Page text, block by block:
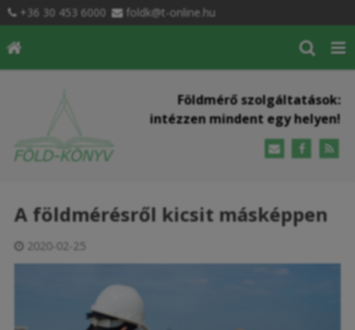
+36 30 453 6000 foldk@t-online.hu
Földmérő szolgáltatások:
intézzen mindent egy helyen!
A földmérésről kicsit másképpen
2020-02-25